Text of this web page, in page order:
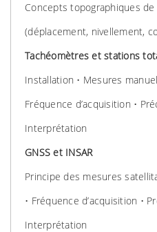
Concepts topographiques
(déplacement, nivellement,
Tachéomètres et stations
Installation • Mesures
Fréquence d’acquisition •
Interprétation
GNSS et INSAR
Principe des mesures
• Fréquence d’acquisition •
Interprétation